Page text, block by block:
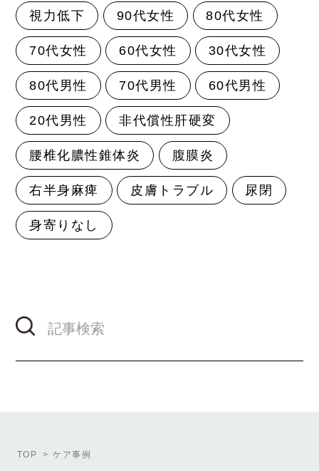
視力低下 90代女性 80代女性
70代女性 60代女性 30代女性
80代男性 70代男性 60代男性
20代男性 非代償性肝硬変
腰椎化膿性錐体炎 腹膜炎
右半身麻痺 皮膚トラブル 尿閉
身寄りなし
TOP ケア事例